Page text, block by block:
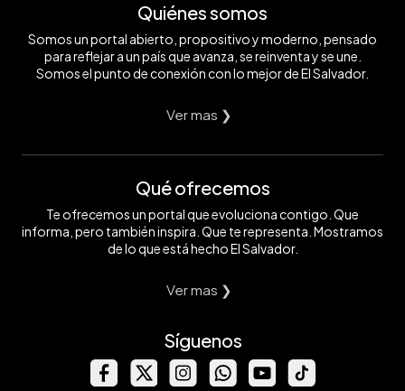
Quiénes somos
Somos un portal abierto, propositivo y moderno, pensado
para reflejar a un país que avanza, se reinventa y se une.
Somos el punto de conexión con lo mejor de El Salvador.
Ver mas ❯
Qué ofrecemos
Te ofrecemos un portal que evoluciona contigo. Que
informa, pero también inspira. Que te representa. Mostramos
de lo que está hecho El Salvador.
Ver mas ❯
Síguenos